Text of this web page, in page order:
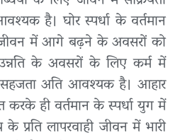
है। घोर स्पर्धा के वर्तमान
में आगे बढ़ने के अवसरों को
के अवसरों के लिए कर्म में
अति आवश्यक है। आहार
करके ही वर्तमान के स्पर्धा युग में
प्रति लापरवाही जीवन में भारी